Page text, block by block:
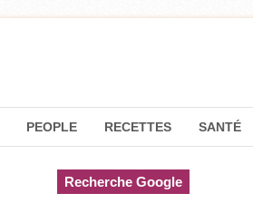
PEOPLE RECETTES SANTÉ
Recherche Google